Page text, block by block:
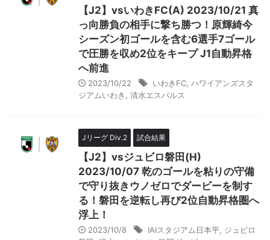
【J2】vsいわきFC(A) 2023/10/21 真
っ向勝負の相手に撃ち勝つ！原輝綺今
シーズン初ゴールを含む6選手7ゴール
で圧勝を収め2位をキープ J1自動昇格
へ前進
2023/10/22 いわきFC ハワイアンズスタ
ジアムいわき
清水エスパルス
Jリーグ Div.2 試合結果
【J2】vsジュビロ磐田(H)
2023/10/07 乾のゴールを粘りの守備
で守り抜きウノゼロでダービーを制す
る！磐田を逆転し再び2位自動昇格圏へ
浮上！
2023/10/8 IAIスタジアム日本平 ジュビロ